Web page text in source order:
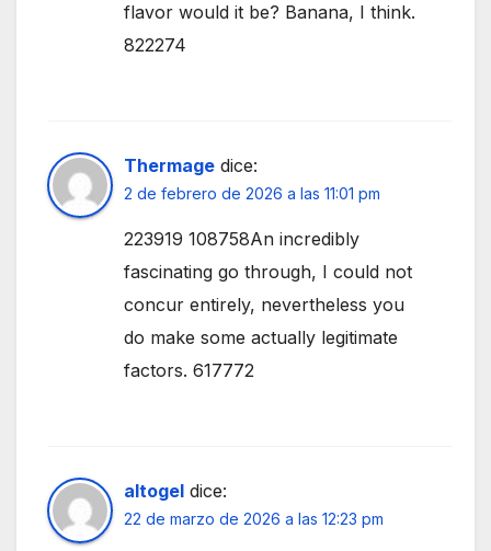
flavor would it be? Banana, I think.
822274
Thermage dice:
2 de febrero de 2026 a las 11:01 pm
223919 108758An incredibly
fascinating go through, I could not
concur entirely, nevertheless you
do make some actually legitimate
factors. 617772
altogel dice:
22 de marzo de 2026 a las 12:23 pm